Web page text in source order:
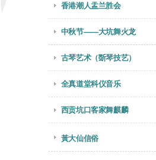
香港潮人盂兰胜会
中秋节——大坑舞火龙
古琴艺术（斲琴技艺）
全真道堂科仪音乐
西贡坑口客家舞麒麟
黃大仙信俗